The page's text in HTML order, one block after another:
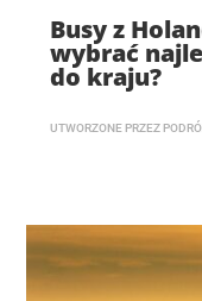
Busy z
wybrać
do kraju?
UTWORZONE PRZEZ